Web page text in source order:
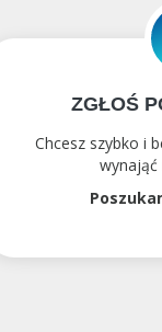
ZGŁOŚ
Chcesz szybko i
wynająć